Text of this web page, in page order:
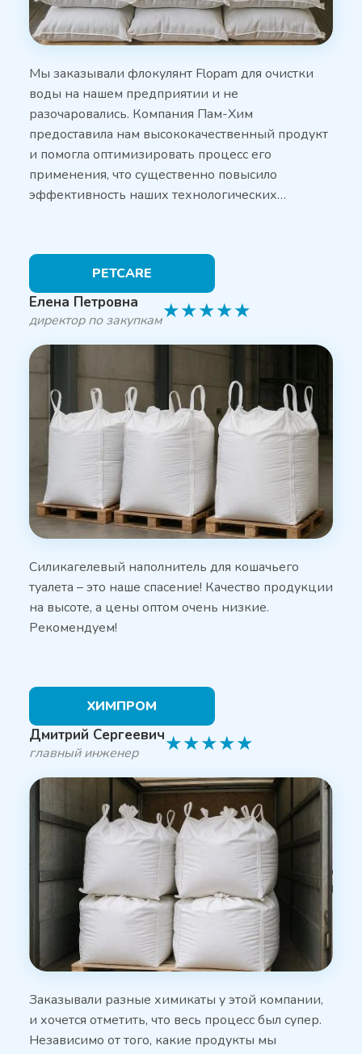
Мы заказывали флокулянт Flopam для очистки
воды на нашем предприятии и не
разочаровались. Компания Пам-Хим
предоставила нам высококачественный продукт
и помогла оптимизировать процесс его
применения, что существенно повысило
эффективность наших технологических…
PETCARE
Елена Петровна
директор по закупкам★★★★★
Силикагелевый наполнитель для кошачьего
туалета – это наше спасение! Качество продукции
на высоте, а цены оптом очень низкие.
Рекомендуем!
ХИМПРОМ
Дмитрий Сергеевич
главный инженер ★★★★★
Заказывали разные химикаты у этой компании,
и хочется отметить, что весь процесс был супер.
Независимо от того, какие продукты мы